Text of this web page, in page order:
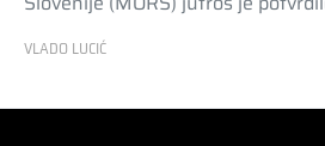
VLADO LUCIĆ